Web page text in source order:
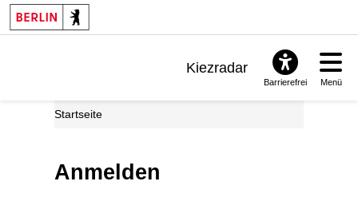
Kiezradar
Barrierefrei Menü
Startseite
Anmelden